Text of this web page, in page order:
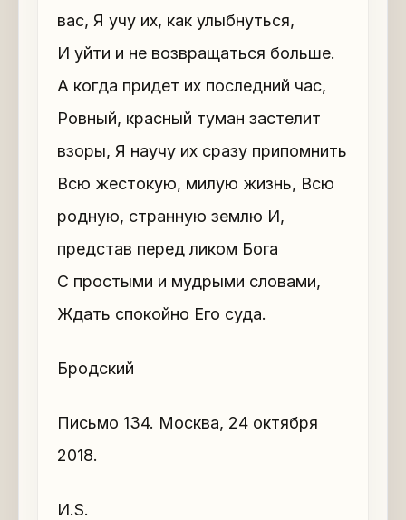
вас, Я учу их, как улыбнуться,
И уйти и не возвращаться больше.
А когда придет их последний час,
Ровный, красный туман застелит
взоры, Я научу их сразу припомнить
Всю жестокую, милую жизнь, Всю
родную, странную землю И,
представ перед ликом Бога
С простыми и мудрыми словами,
Ждать спокойно Его суда.
Бродский
Письмо 134. Москва, 24 октября
2018.
И.S.